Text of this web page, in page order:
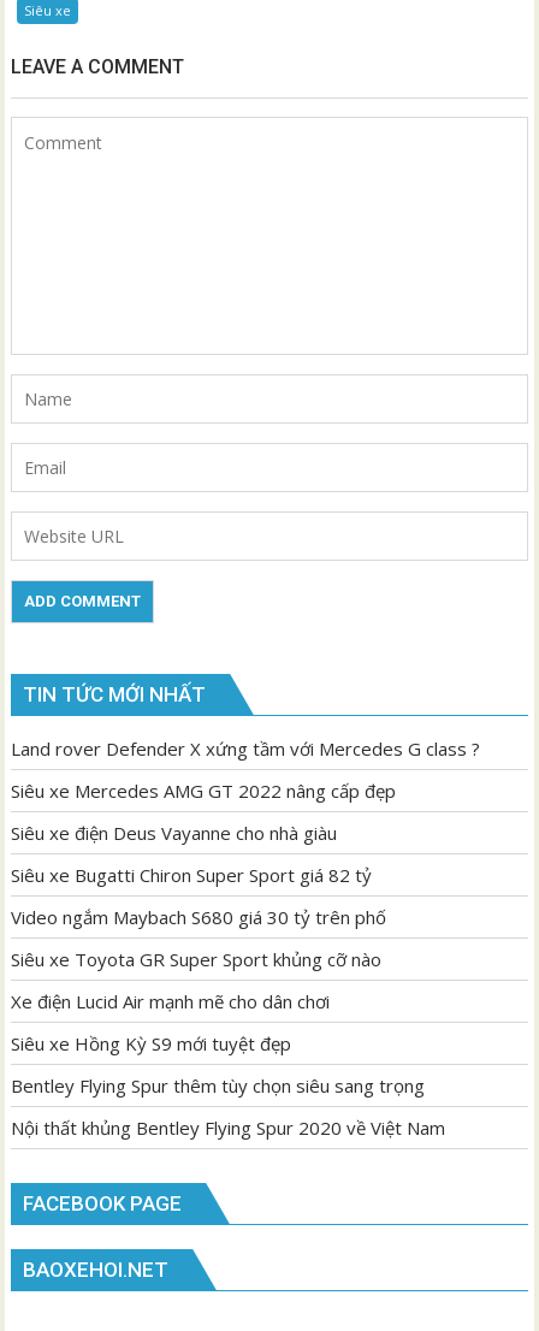
Siêu xe
LEAVE A COMMENT
TIN TỨC MỚI NHẤT
Land rover Defender X xứng tầm với Mercedes G class ?
Siêu xe Mercedes AMG GT 2022 nâng cấp đẹp
Siêu xe điện Deus Vayanne cho nhà giàu
Siêu xe Bugatti Chiron Super Sport giá 82 tỷ
Video ngắm Maybach S680 giá 30 tỷ trên phố
Siêu xe Toyota GR Super Sport khủng cỡ nào
Xe điện Lucid Air mạnh mẽ cho dân chơi
Siêu xe Hồng Kỳ S9 mới tuyệt đẹp
Bentley Flying Spur thêm tùy chọn siêu sang trọng
Nội thất khủng Bentley Flying Spur 2020 về Việt Nam
FACEBOOK PAGE
BAOXEHOI.NET